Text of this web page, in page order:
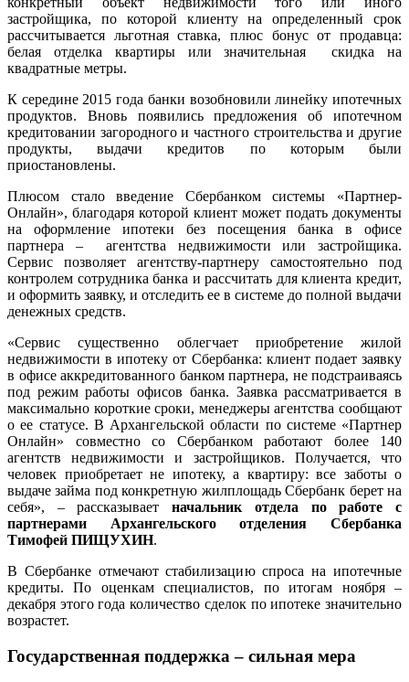
застройщика, по которой клиенту на определенный срок
рассчитывается льготная ставка, плюс бонус от продавца:
белая отделка квартиры или значительная скидка на
квадратные метры.
К середине 2015 года банки возобновили линейку ипотечных
продуктов. Вновь появились предложения об ипотечном
кредитовании загородного и частного строительства и другие
продукты, выдачи кредитов по которым были
приостановлены.
Плюсом стало введение Сбербанком системы «Партнер-
Онлайн», благодаря которой клиент может подать документы
на оформление ипотеки без посещения банка в офисе
партнера – агентства недвижимости или застройщика.
Сервис позволяет агентству-партнеру самостоятельно под
контролем сотрудника банка и рассчитать для клиента кредит,
и оформить заявку, и отследить ее в системе до полной выдачи
денежных средств.
«Сервис существенно облегчает приобретение жилой
недвижимости в ипотеку от Сбербанка: клиент подает заявку
в офисе аккредитованного банком партнера, не подстраиваясь
под режим работы офисов банка. Заявка рассматривается в
максимально короткие сроки, менеджеры агентства сообщают
о ее статусе. В Архангельской области по системе «Партнер
Онлайн» совместно со Сбербанком работают более 140
агентств недвижимости и застройщиков. Получается, что
человек приобретает не ипотеку, а квартиру: все заботы о
выдаче займа под конкретную жилплощадь Сбербанк берет на
себя», – рассказывает начальник отдела по работе с
партнерами Архангельского отделения Сбербанка
Тимофей ПИЩУХИН.
В Сбербанке отмечают стабилизацию спроса на ипотечные
кредиты. По оценкам специалистов, по итогам ноября –
декабря этого года количество сделок по ипотеке значительно
возрастет.
Государственная поддержка – сильная мера